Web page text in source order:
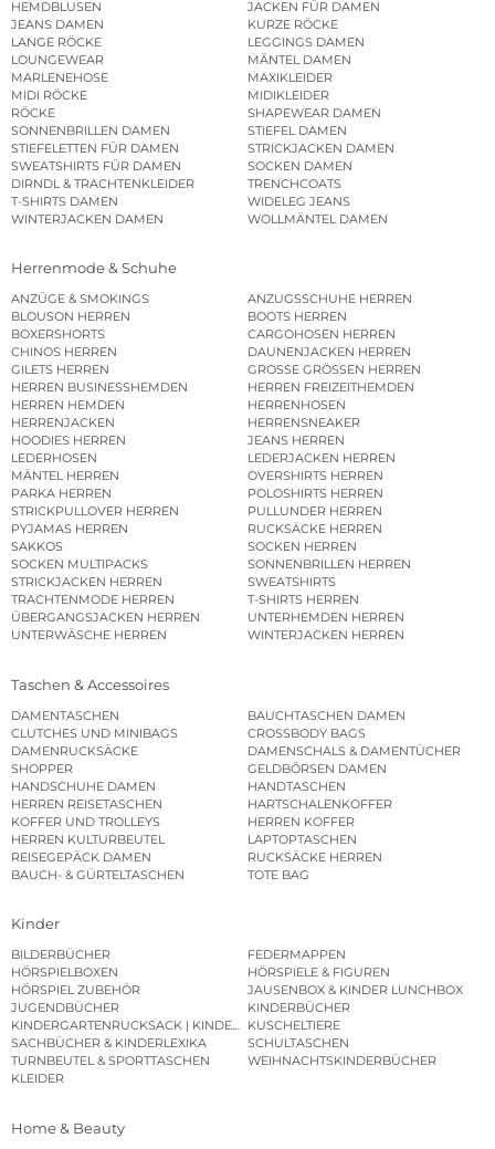
HEMDBLUSEN
JACKEN FÜR DAMEN
JEANS DAMEN
KURZE RÖCKE
LANGE RÖCKE
LEGGINGS DAMEN
LOUNGEWEAR
MÄNTEL DAMEN
MARLENEHOSE
MAXIKLEIDER
MIDI RÖCKE
MIDIKLEIDER
RÖCKE
SHAPEWEAR DAMEN
SONNENBRILLEN DAMEN
STIEFEL DAMEN
STIEFELETTEN FÜR DAMEN
STRICKJACKEN DAMEN
SWEATSHIRTS FÜR DAMEN
SOCKEN DAMEN
DIRNDL & TRACHTENKLEIDER
TRENCHCOATS
T-SHIRTS DAMEN
WIDELEG JEANS
WINTERJACKEN DAMEN
WOLLMÄNTEL DAMEN
Herrenmode & Schuhe
ANZÜGE & SMOKINGS
ANZUGSSCHUHE HERREN
BLOUSON HERREN
BOOTS HERREN
BOXERSHORTS
CARGOHOSEN HERREN
CHINOS HERREN
DAUNENJACKEN HERREN
GILETS HERREN
GROSSE GRÖSSEN HERREN
HERREN BUSINESSHEMDEN
HERREN FREIZEITHEMDEN
HERREN HEMDEN
HERRENHOSEN
HERRENJACKEN
HERRENSNEAKER
HOODIES HERREN
JEANS HERREN
LEDERHOSEN
LEDERJACKEN HERREN
MÄNTEL HERREN
OVERSHIRTS HERREN
PARKA HERREN
POLOSHIRTS HERREN
STRICKPULLOVER HERREN
PULLUNDER HERREN
PYJAMAS HERREN
RUCKSÄCKE HERREN
SAKKOS
SOCKEN HERREN
SOCKEN MULTIPACKS
SONNENBRILLEN HERREN
STRICKJACKEN HERREN
SWEATSHIRTS
TRACHTENMODE HERREN
T-SHIRTS HERREN
ÜBERGANGSJACKEN HERREN
UNTERHEMDEN HERREN
UNTERWÄSCHE HERREN
WINTERJACKEN HERREN
Taschen & Accessoires
DAMENTASCHEN
BAUCHTASCHEN DAMEN
CLUTCHES UND MINIBAGS
CROSSBODY BAGS
DAMENRUCKSÄCKE
DAMENSCHALS & DAMENTÜCHER
SHOPPER
GELDBÖRSEN DAMEN
HANDSCHUHE DAMEN
HANDTASCHEN
HERREN REISETASCHEN
HARTSCHALENKOFFER
KOFFER UND TROLLEYS
HERREN KOFFER
HERREN KULTURBEUTEL
LAPTOPTASCHEN
REISEGEPÄCK DAMEN
RUCKSÄCKE HERREN
BAUCH- & GÜRTELTASCHEN
TOTE BAG
Kinder
BILDERBÜCHER
FEDERMAPPEN
HÖRSPIELBOXEN
HÖRSPIELE & FIGUREN
HÖRSPIEL ZUBEHÖR
JAUSENBOX & KINDER LUNCHBOX
JUGENDBÜCHER
KINDERBÜCHER
KINDERGARTENRUCKSACK | KINDERGARTENBEUTEL
KUSCHELTIERE
SACHBÜCHER & KINDERLEXIKA
SCHULTASCHEN
TURNBEUTEL & SPORTTASCHEN
WEIHNACHTSKINDERBÜCHER
KLEIDER
Home & Beauty